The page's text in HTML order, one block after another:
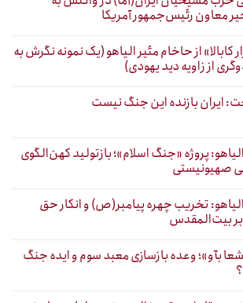
معاون رئیس‌جمهور آمریکا
از حاخام مئیر الیاهو (یک نمونه نگرش به
از زاویه دید یهودی)
ایران بازنده این جنگ نیست
پروژه «جنگ اسلام»؛ بازتولید کهن‌الگوی
صهیونیستی
الیاهو: تخریب چهره پیامبر(ص) و انکار حق
بیت‌المقدس
بآو»؛ وعده بازسازی معبد سوم و ایده جنگ